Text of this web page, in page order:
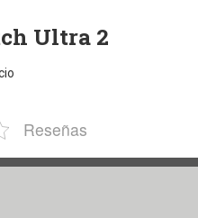
Ultra 2
Reseñas